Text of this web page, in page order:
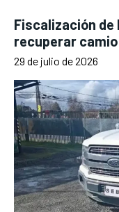
Fiscalización de
recuperar
29 de julio de 2026